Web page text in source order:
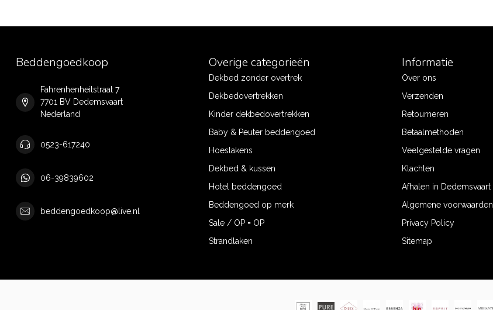
Beddengoedkoop
Fahrenhenheitstraat 7
7701 BV Dedemsvaart
Nederland
0523-617240
06-39839602
beddengoedkoop@live.nl
Overige categorieën
Dekbed zonder overtrek
Dekbedovertrekken
Kinder dekbedovertrekken
Baby & Peuter beddengoed
Hoeslakens
Dekbed & kussen
Hotel beddengoed
Beddengoed op merk
Sale / OP = OP
Strandlaken
Informatie
Over ons
Verzenden
Retourneren
Betaalmethoden
Veelgestelde vragen
Klachten
Afhalen in Dedemsvaart
Algemene voorwaarden
Privacy Policy
Sitemap